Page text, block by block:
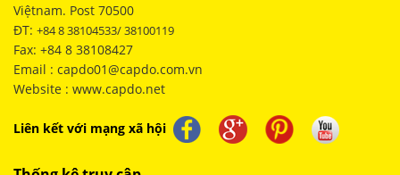
Việtnam. Post 70500
ĐT: +84 8 38104533/ 38100119
Fax: +84 8 38108427
Email : capdo01@capdo.com.vn
Website : www.capdo.net
Liên kết với mạng xã hội